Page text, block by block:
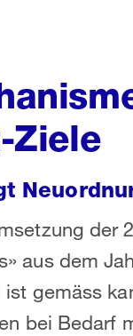
Ziele
der
aus dem
gemäss
bei Bedarf